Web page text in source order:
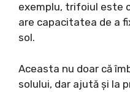
exemplu, trifoiul este
are capacitatea de a
sol.
Aceasta nu doar că
solului, dar ajută și la